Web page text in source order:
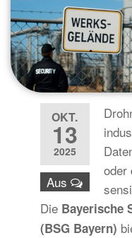
OKT.
13
2025
Aus
oder
Die Bayerische
(BSG Bayern)